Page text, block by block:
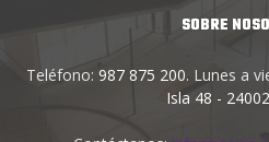
SOBRE
Teléfono: 987 875 200. Lunes a
Isla 48 -